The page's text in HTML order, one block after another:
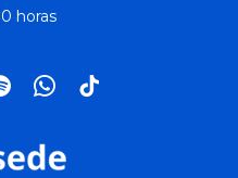
horas
whatsapp
tik